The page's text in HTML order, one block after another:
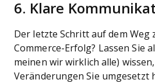
6. Klare
Der letzte Schritt auf dem Weg
Commerce-Erfolg? Lassen Sie
meinen wir wirklich alle)
Veränderungen Sie umgesetzt